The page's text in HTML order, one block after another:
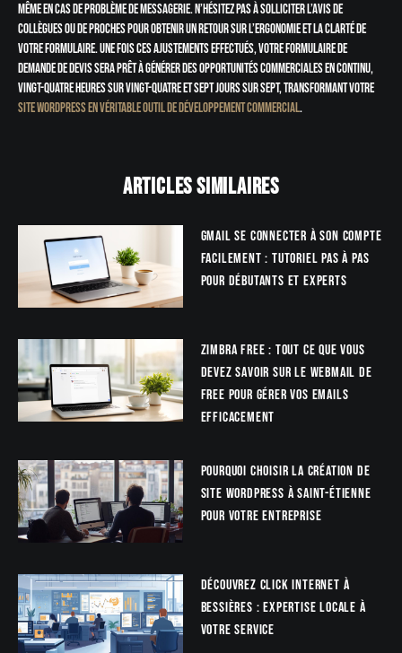
même en cas de problème de messagerie. N’hésitez pas à solliciter l’avis de
collègues ou de proches pour obtenir un retour sur l’ergonomie et la clarté de
votre formulaire. Une fois ces ajustements effectués, votre formulaire de
demande de devis sera prêt à générer des opportunités commerciales en continu,
vingt-quatre heures sur vingt-quatre et sept jours sur sept, transformant votre
site WordPress en véritable outil de développement commercial.
Articles similaires
Gmail se connecter à son compte
facilement : tutoriel pas à pas
pour débutants et experts
Zimbra Free : tout ce que vous
devez savoir sur le webmail de
Free pour gérer vos emails
efficacement
Pourquoi choisir la création de
site WordPress à Saint-Étienne
pour votre entreprise
Découvrez Click Internet à
Bessières : Expertise locale à
votre service